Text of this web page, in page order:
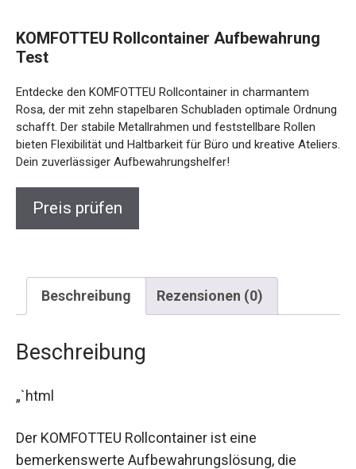
KOMFOTTEU Rollcontainer Aufbewahrung
Test
Entdecke den KOMFOTTEU Rollcontainer in charmantem
Rosa, der mit zehn stapelbaren Schubladen optimale Ordnung
schafft. Der stabile Metallrahmen und feststellbare Rollen
bieten Flexibilität und Haltbarkeit für Büro und kreative Ateliers.
Dein zuverlässiger Aufbewahrungshelfer!
Preis prüfen
Beschreibung Rezensionen (0)
Beschreibung
„`html
Der KOMFOTTEU Rollcontainer ist eine
bemerkenswerte Aufbewahrungslösung, die